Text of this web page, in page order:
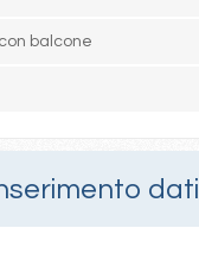
balcone
dati